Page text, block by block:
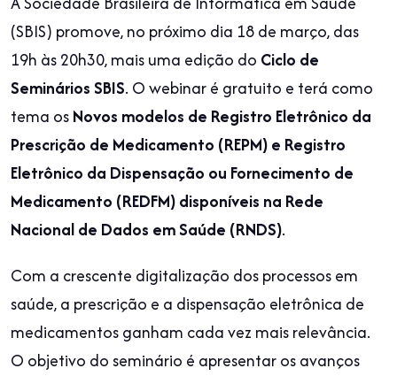
(SBIS) promove, no próximo dia 18 de março, das
19h às 20h30, mais uma edição do Ciclo de
Seminários SBIS. O webinar é gratuito e terá como
tema osNovos modelos de Registro Eletrônico da
Prescrição de Medicamento (REPM) e Registro
Eletrônico da Dispensação ou Fornecimento de
Medicamento (REDFM) disponíveis na Rede
Nacional de Dados em Saúde (RNDS).
Com a crescente digitalização dos processos em
saúde, a prescrição e a dispensação eletrônica de
medicamentos ganham cada vez mais relevância.
O objetivo do seminário é apresentar os avanços